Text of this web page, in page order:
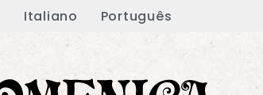
Italiano Português